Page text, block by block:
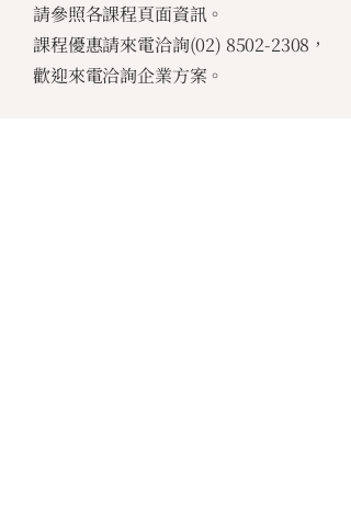
請參照各課程頁面資訊。
課程優惠請來電洽詢(02) 8502-2308 ，
歡迎來電洽詢企業方案。